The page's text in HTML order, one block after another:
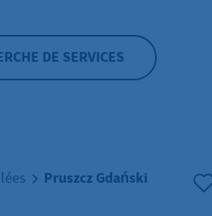
DE SERVICES
Pruszcz Gdański